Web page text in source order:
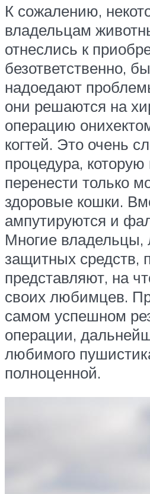
К сожалению,
владельцам
отнеслись к
безответственно,
надоедают
они решаются на
операцию
когтей. Это очень
процедура,
перенести только
здоровые кошки.
ампутируются и
Многие
защитных средств,
представляют, на
своих любимцев.
самом успешном
операции,
любимого
полноценной.